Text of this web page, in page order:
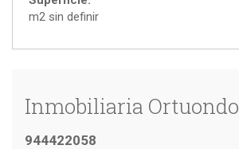
m2 sin definir
Inmobiliaria Ortuondo
944422058